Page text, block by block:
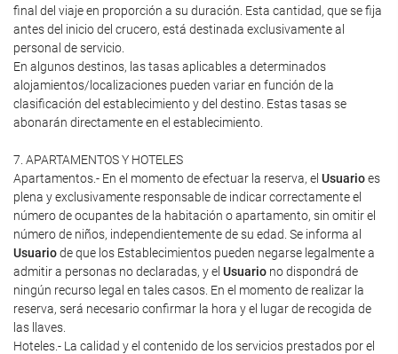
final del viaje en proporción a su duración. Esta cantidad, que se fija
antes del inicio del crucero, está destinada exclusivamente al
personal de servicio.
En algunos destinos, las tasas aplicables a determinados
alojamientos/localizaciones pueden variar en función de la
clasificación del establecimiento y del destino. Estas tasas se
abonarán directamente en el establecimiento.
7. APARTAMENTOS Y HOTELES
Apartamentos.- En el momento de efectuar la reserva, el Usuarioes
plena y exclusivamente responsable de indicar correctamente el
número de ocupantes de la habitación o apartamento, sin omitir el
número de niños, independientemente de su edad. Se informa al
Usuariode que los Establecimientos pueden negarse legalmente a
admitir a personas no declaradas, y el Usuario no dispondrá de
ningún recurso legal en tales casos. En el momento de realizar la
reserva, será necesario confirmar la hora y el lugar de recogida de
las llaves.
Hoteles.- La calidad y el contenido de los servicios prestados por el